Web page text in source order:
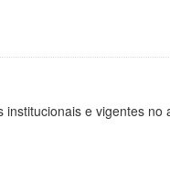
e vigentes